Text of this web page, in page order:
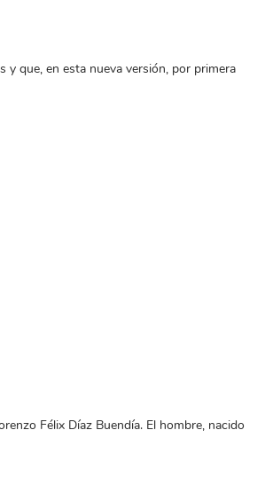
y que, en esta nueva versión, por primera
Félix Díaz Buendía. El hombre, nacido